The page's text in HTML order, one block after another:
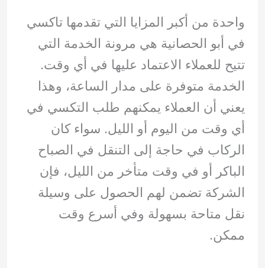
واحدة من أكبر المزايا التي تقدمها تاكسي
في أبو الحصانية هي مرونة الخدمة التي
تتيح للعملاء الاعتماد عليها في أي وقت.
الخدمة متوفرة على مدار الساعة، وهذا
يعني أن العملاء يمكنهم طلب التكسي في
أي وقت من اليوم أو الليل. سواء كان
الركاب في حاجة إلى التنقل في الصباح
الباكر أو في وقت متأخر من الليل، فإن
الشركة تضمن لهم الحصول على وسيلة
نقل متاحة بسهولة وفي أسرع وقت
ممكن.